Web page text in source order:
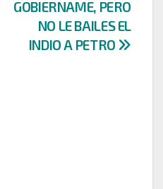
GOBIERNAME, PERO
NO LE BAILES EL
INDIO A PETRO